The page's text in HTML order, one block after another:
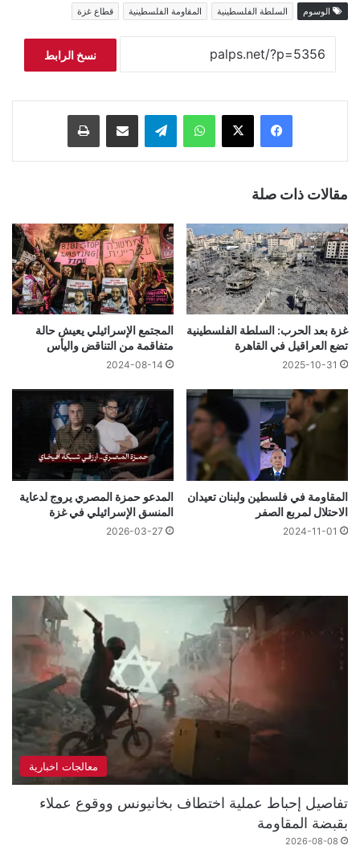
الوسوم السلطة الفلسطينية المقاومة الفلسطينية قطاع غزة
نسخ الرابط
فيسبوك ‫X واتساب تيلقرام مشاركة عبر البريد طباعة
مقالات ذات صلة
غزة بعد الحرب: السلطة الفلسطينية
تضع العراقيل في القاهرة
2025-10-31
المجتمع الإسرائيلي يعيش حالة
متفاقمة من التناقض واليأس
2024-08-14
المقاومة في فلسطين ولبنان تعيدان
الاحتلال لمربع الصفر
2024-11-01
المدعو حمزة المصري يروج لدعاية
المنسق الإسرائيلي في غزة
2026-03-27
معالجات اخبارية
تفاصيل إحباط عملية اختطاف بخانيونس ووقوع عملاء
بقبضة المقاومة
2026-08-08